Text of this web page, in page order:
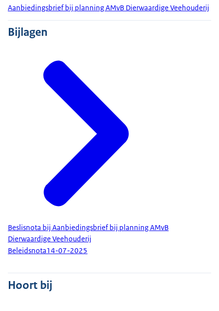
Aanbiedingsbrief bij planning AMvB Dierwaardige Veehouderij
Bijlagen
Beslisnota bij Aanbiedingsbrief bij planning AMvB
Dierwaardige Veehouderij
Beleidsnota14-07-2025
Hoort bij